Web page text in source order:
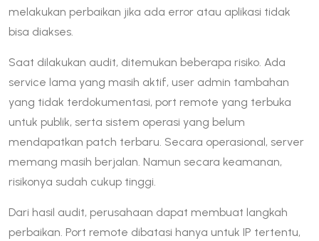
melakukan perbaikan jika ada error atau aplikasi tidak
bisa diakses.
Saat dilakukan audit, ditemukan beberapa risiko. Ada
service lama yang masih aktif, user admin tambahan
yang tidak terdokumentasi, port remote yang terbuka
untuk publik, serta sistem operasi yang belum
mendapatkan patch terbaru. Secara operasional, server
memang masih berjalan. Namun secara keamanan,
risikonya sudah cukup tinggi.
Dari hasil audit, perusahaan dapat membuat langkah
perbaikan. Port remote dibatasi hanya untuk IP tertentu,